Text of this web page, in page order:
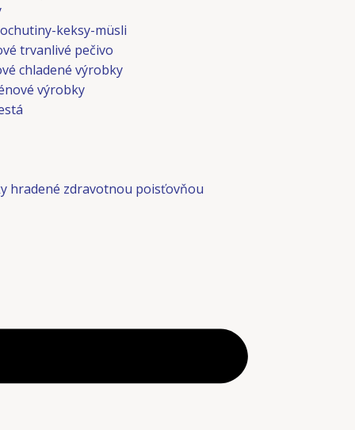
keksy-müsli
trvanlivé pečivo
chladené výrobky
výrobky
hradené zdravotnou poisťovňou